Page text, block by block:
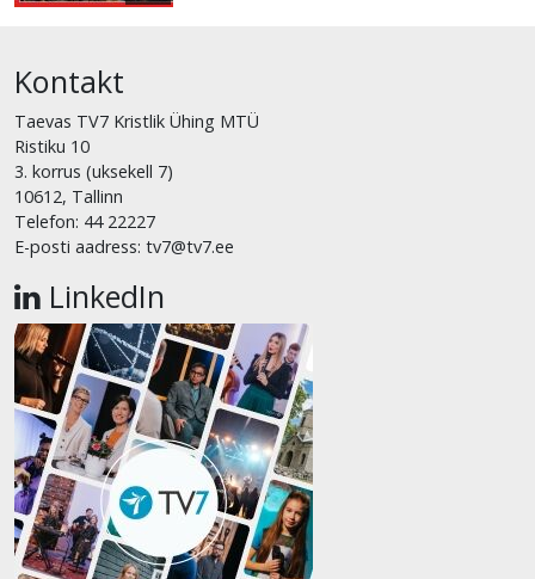
Kontakt
Taevas TV7 Kristlik Ühing MTÜ
Ristiku 10
3. korrus (uksekell 7)
10612, Tallinn
Telefon: 44 22227
E-posti aadress: tv7@tv7.ee
LinkedIn